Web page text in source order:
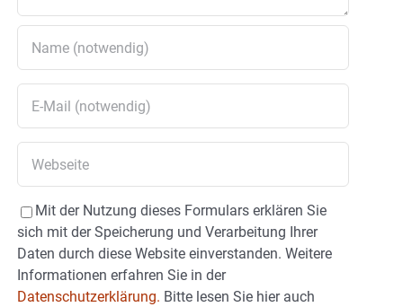
Mit der Nutzung dieses Formulars erklären Sie
sich mit der Speicherung und Verarbeitung Ihrer
Daten durch diese Website einverstanden. Weitere
Informationen erfahren Sie in der
Datenschutzerklärung. Bitte lesen Sie hier auch